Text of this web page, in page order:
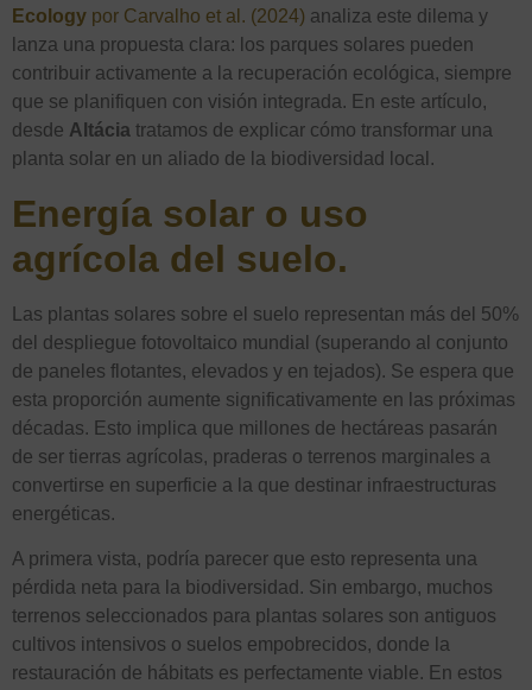
Ecology por Carvalho et al. (2024) analiza este dilema y
lanza una propuesta clara: los parques solares pueden
contribuir activamente a la recuperación ecológica, siempre
que se planifiquen con visión integrada. En este artículo,
desde Altácia tratamos de explicar cómo transformar una
planta solar en un aliado de la biodiversidad local.
Energía solar o uso
agrícola del suelo.
Las plantas solares sobre el suelo representan más del 50%
del despliegue fotovoltaico mundial (superando al conjunto
de paneles flotantes, elevados y en tejados). Se espera que
esta proporción aumente significativamente en las próximas
décadas. Esto implica que millones de hectáreas pasarán
de ser tierras agrícolas, praderas o terrenos marginales a
convertirse en superficie a la que destinar infraestructuras
energéticas.
A primera vista, podría parecer que esto representa una
pérdida neta para la biodiversidad. Sin embargo, muchos
terrenos seleccionados para plantas solares son antiguos
cultivos intensivos o suelos empobrecidos, donde la
restauración de hábitats es perfectamente viable. En estos